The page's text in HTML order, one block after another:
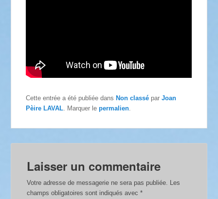
Cette entrée a été publiée dans Non classé parJoan
Pèire LAVAL. Marquer lepermalien.
Laisser un commentaire
Votre adresse de messagerie ne sera pas publiée. Les
champs obligatoires sont indiqués avec*